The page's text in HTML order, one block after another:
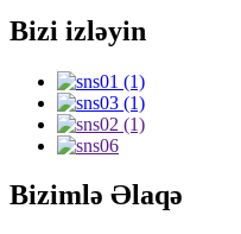
Bizi izləyin
Bizimlə Əlaqə